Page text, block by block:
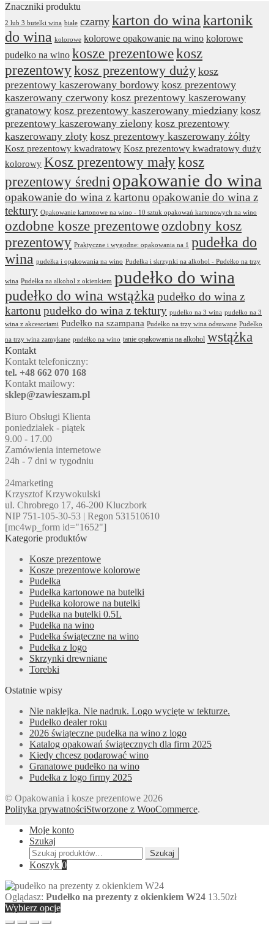
Znaczniki produktu
2 lub 3 butelki wina białe czarny karton do wina kartonik
do wina kolorowe kolorowe opakowanie na wino kolorowe
pudełko na wino kosze prezentowekosz
prezentowykosz prezentowy duży kosz
prezentowy kaszerowany bordowy kosz prezentowy
kaszerowany czerwony kosz prezentowy kaszerowany
granatowy kosz prezentowy kaszerowany miedziany kosz
prezentowy kaszerowany zielony kosz prezentowy
kaszerowany złoty kosz prezentowy kaszerowany żółty
Kosz prezentowy kwadratowy Kosz prezentowy kwadratowy duży
kolorowy Kosz prezentowy małykosz
prezentowy średni opakowanie do wina
opakowanie do wina z kartonu opakowanie do wina z
tektury Opakowanie kartonowe na wino - 10 sztuk opakowań kartonowych na wino
ozdobne kosze prezentoweozdobny kosz
prezentowy Praktyczne i wygodne: opakowania na 1
pudełka do
wina pudełka i opakowania na wino Pudełka i skrzynki na alkohol - Pudełko na trzy
wina Pudełka na alkohol z okienkiem pudełko do wina
pudełko do wina wstążka pudełko do wina z
kartonu pudełko do wina z tektury pudełko na 3 wina pudełko na 3
wina z akcesoriami Pudełko na szampana Pudełko na trzy wina odsuwane Pudełko
na trzy wina zamykane pudełko na wino tanie opakowania na alkohol wstążka
Kontakt
Kontakt telefoniczny:
tel. +48 662 070 168
Kontakt mailowy:
sklep@zawieszam.pl
Biuro Obsługi Klienta
poniedziałek - piątek
9.00 - 17.00
Zamówienia internetowe
24h - 7 dni w tygodniu
24marketing
Krzysztof Krzywokulski
ul. Chrobrego 17, 46-200 Kluczbork
NIP 751-105-30-53 | Regon 531510610
[mc4wp_form id="1652"]
Kategorie produktów
Kosze prezentowe
Kosze prezentowe kolorowe
Pudełka
Pudełka kartonowe na butelki
Pudełka kolorowe na butelki
Pudełka na butelki 0.5L
Pudełka na wino
Pudełka świąteczne na wino
Pudełka z logo
Skrzynki drewniane
Torebki
Ostatnie wpisy
Nie naklejka. Nie nadruk. Logo wycięte w tekturze.
Pudełko dealer roku
2026 świąteczne pudełka na wino z logo
Katalog opakowań świątecznych dla firm 2025
Kiedy chcesz podarować wino
Granatowe pudełko na wino
Pudełka z logo firmy 2025
© Opakowania i kosze prezentowe 2026
Polityka prywatnościStworzone z WooCommerce.
Moje konto
Szukaj
Szukaj:
Szukaj
Koszyk 0
Oglądasz: Pudełko na prezenty z okienkiem W24 13.50zł
Wybierz opcje